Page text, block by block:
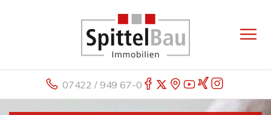
07422 / 949 67-0